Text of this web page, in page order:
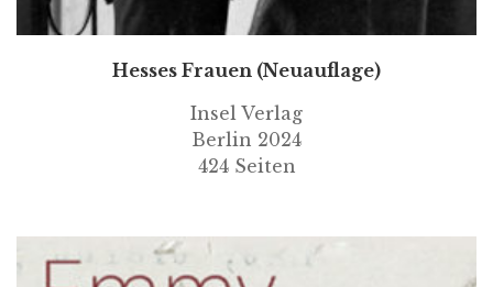
Hesses Frauen (Neuauflage)
Insel Verlag
Berlin 2024
424 Seiten